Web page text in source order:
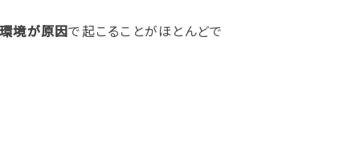
境が原因で起こることがほとんどで